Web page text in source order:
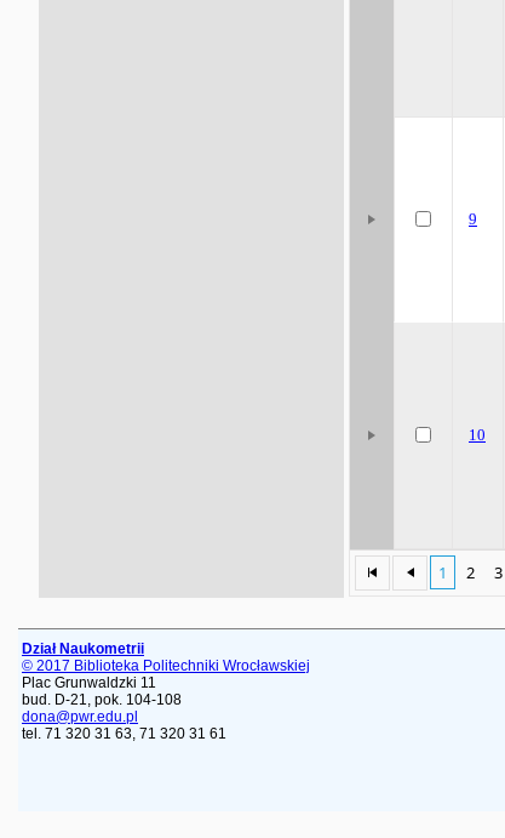
1 2 3
9
10
Dział Naukometrii
© 2017 Biblioteka Politechniki Wrocławskiej
Plac Grunwaldzki 11
bud. D-21, pok. 104-108
dona@pwr.edu.pl
tel. 71 320 31 63, 71 320 31 61